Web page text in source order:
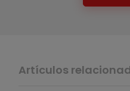
Artículos